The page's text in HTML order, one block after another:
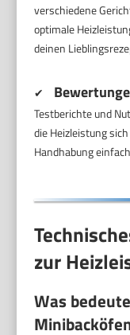
verschiedene
optimale
deinen
✔
Testberichte und
die Heizleistung
Handhabung
zur
Was